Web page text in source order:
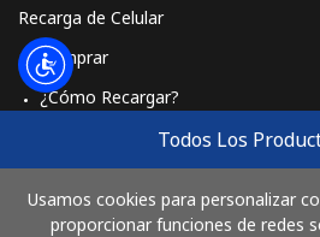
Todos Los
Usamos cookies para personalizar
proporcionar funciones de redes
Recarga de Celular
Comprar
¿Cómo Recargar?
Cómo funciona